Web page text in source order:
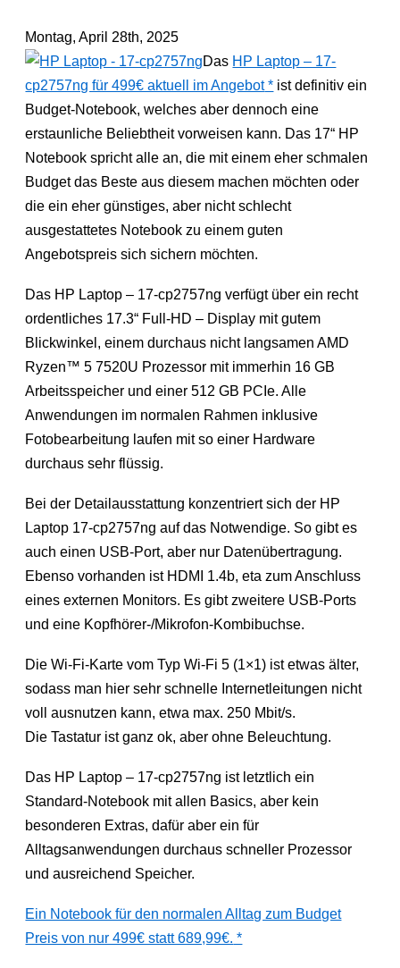
Montag, April 28th, 2025
Das HP Laptop – 17-
cp2757ng für 499€ aktuell im Angebot
ist definitiv ein
Budget-Notebook, welches aber dennoch eine
erstaunliche Beliebtheit vorweisen kann. Das 17“ HP
Notebook spricht alle an, die mit einem eher schmalen
Budget das Beste aus diesem machen möchten oder
die ein eher günstiges, aber nicht schlecht
ausgestattetes Notebook zu einem guten
Angebotspreis sich sichern möchten.
Das HP Laptop – 17-cp2757ng verfügt über ein recht
ordentliches 17.3“ Full-HD – Display mit gutem
Blickwinkel, einem durchaus nicht langsamen AMD
Ryzen™ 5 7520U Prozessor mit immerhin 16 GB
Arbeitsspeicher und einer 512 GB PCIe. Alle
Anwendungen im normalen Rahmen inklusive
Fotobearbeitung laufen mit so einer Hardware
durchaus sehr flüssig.
Bei der Detailausstattung konzentriert sich der HP
Laptop 17-cp2757ng auf das Notwendige. So gibt es
auch einen USB-Port, aber nur Datenübertragung.
Ebenso vorhanden ist HDMI 1.4b, eta zum Anschluss
eines externen Monitors. Es gibt zweitere USB-Ports
und eine Kopfhörer-/Mikrofon-Kombibuchse.
Die Wi-Fi-Karte vom Typ Wi-Fi 5 (1×1) ist etwas älter,
sodass man hier sehr schnelle Internetleitungen nicht
voll ausnutzen kann, etwa max. 250 Mbit/s.
Die Tastatur ist ganz ok, aber ohne Beleuchtung.
Das HP Laptop – 17-cp2757ng ist letztlich ein
Standard-Notebook mit allen Basics, aber kein
besonderen Extras, dafür aber ein für
Alltagsanwendungen durchaus schneller Prozessor
und ausreichend Speicher.
Ein Notebook für den normalen Alltag zum Budget
Preis von nur 499€ statt 689,99€.